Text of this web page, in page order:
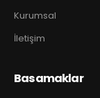
Kurumsal
İletişim
Basamaklar